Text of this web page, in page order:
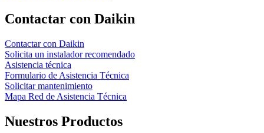
Contactar con Daikin
Contactar con Daikin
Solicita un instalador recomendado
Asistencia técnica
Formulario de Asistencia Técnica
Solicitar mantenimiento
Mapa Red de Asistencia Técnica
Nuestros Productos